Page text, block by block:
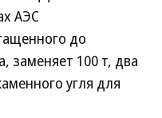
АЭС
до
заменяет 100 т, два
угля для